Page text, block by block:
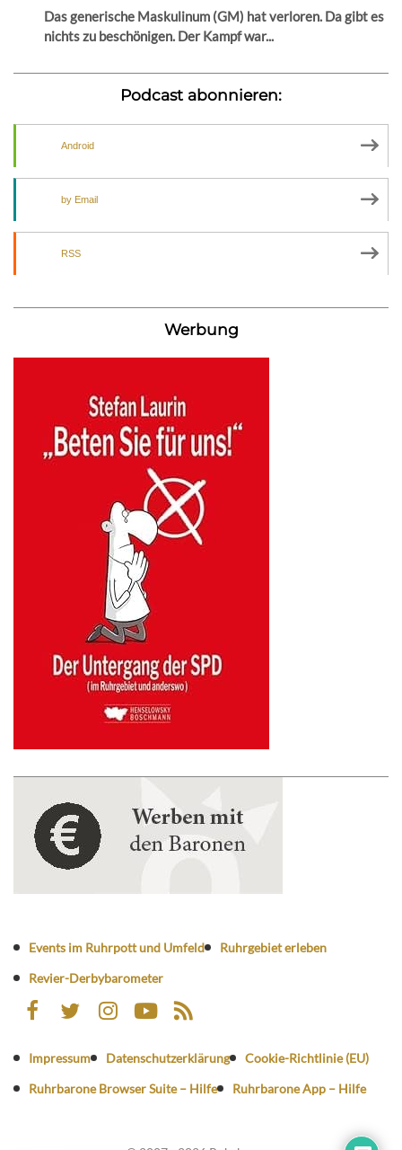
Das generische Maskulinum (GM) hat verloren. Da gibt es
nichts zu beschönigen. Der Kampf war...
Podcast abonnieren:
Android
by Email
RSS
Werbung
Events im Ruhrpott und Umfeld
Ruhrgebiet erleben
Revier-Derbybarometer
Impressum Datenschutzerklärung
Cookie-Richtlinie (EU)
Ruhrbarone Browser Suite – Hilfe
Ruhrbarone App – Hilfe